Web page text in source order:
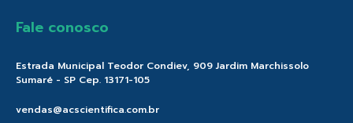
Fale conosco
Estrada Municipal Teodor Condiev, 909 Jardim Marchissolo
Sumaré - SP Cep. 13171-105
vendas@acscientifica.com.br